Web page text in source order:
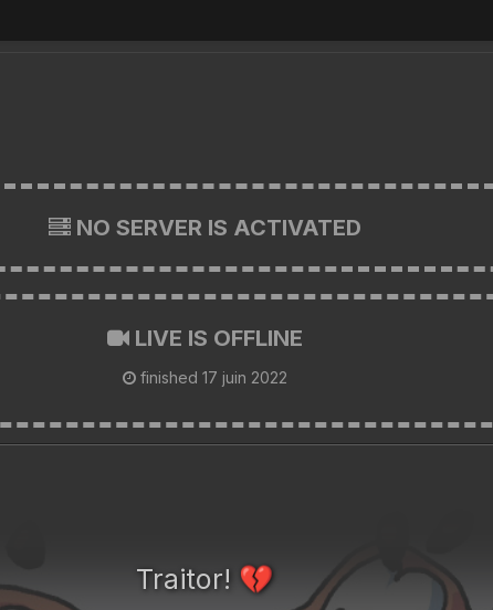
NO SERVER IS ACTIVATED
LIVE IS OFFLINE
finished 17 juin 2022
Traitor! 💔